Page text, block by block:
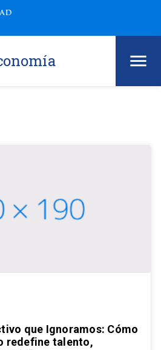
que Ignoramos: Cómo
redefine talento,